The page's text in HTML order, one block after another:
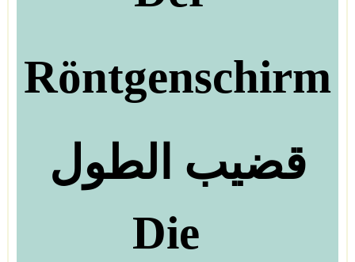
Röntgenschirm
قضيب الطول
Die